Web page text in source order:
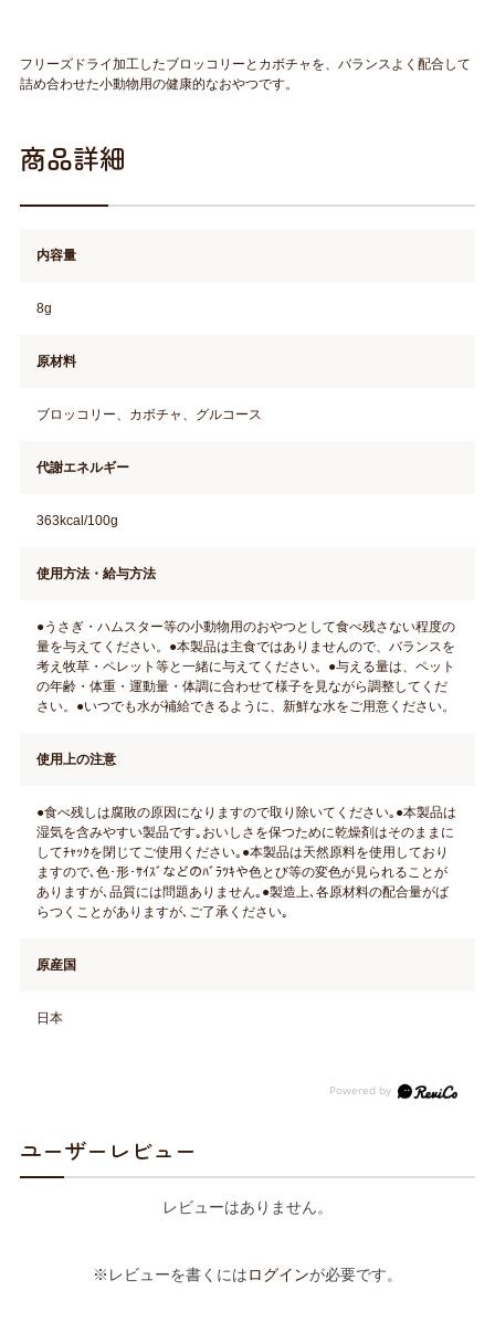
フリーズドライ加工したブロッコリーとカボチャを、バランスよく配合して
詰め合わせた小動物用の健康的なおやつです。
商品詳細
内容量
8g
原材料
ブロッコリー、カボチャ、グルコース
代謝エネルギー
363kcal/100g
使用方法・給与方法
●うさぎ・ハムスター等の小動物用のおやつとして食べ残さない程度の
量を与えてください。●本製品は主食ではありませんので、バランスを
考え牧草・ペレット等と一緒に与えてください。●与える量は、ペット
の年齢・体重・運動量・体調に合わせて様子を見ながら調整してくだ
さい。●いつでも水が補給できるように、新鮮な水をご用意ください。
使用上の注意
●食べ残しは腐敗の原因になりますので取り除いてください｡●本製品は
湿気を含みやすい製品です｡おいしさを保つために乾燥剤はそのままに
してﾁｬｯｸを閉じてご使用ください｡●本製品は天然原料を使用しており
ますので､色･形･ｻｲｽﾞなどのﾊﾞﾗﾂｷや色とび等の変色が見られることが
ありますが､品質には問題ありません｡●製造上､各原材料の配合量がば
らつくことがありますが､ご了承ください｡
原産国
日本
ユーザーレビュー
レビューはありません。
※レビューを書くにはログインが必要です。